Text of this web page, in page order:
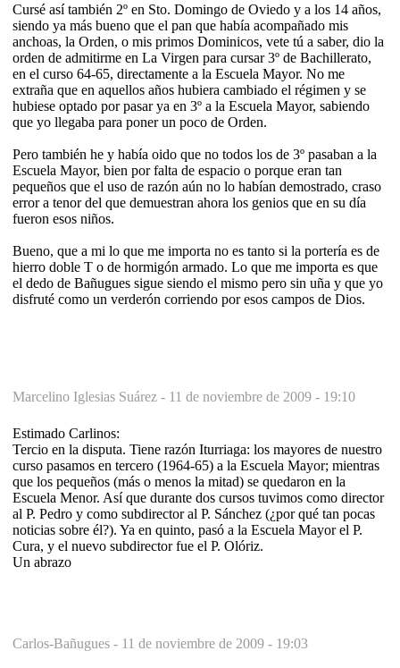
Cursé así también 2º en Sto. Domingo de Oviedo y a los 14 años,
siendo ya más bueno que el pan que había acompañado mis
anchoas, la Orden, o mis primos Dominicos, vete tú a saber, dio la
orden de admitirme en La Virgen para cursar 3º de Bachillerato,
en el curso 64-65, directamente a la Escuela Mayor. No me
extraña que en aquellos años hubiera cambiado el régimen y se
hubiese optado por pasar ya en 3º a la Escuela Mayor, sabiendo
que yo llegaba para poner un poco de Orden.
Pero también he y había oido que no todos los de 3º pasaban a la
Escuela Mayor, bien por falta de espacio o porque eran tan
pequeños que el uso de razón aún no lo habían demostrado, craso
error a tenor del que demuestran ahora los genios que en su día
fueron esos niños.
Bueno, que a mi lo que me importa no es tanto si la portería es de
hierro doble T o de hormigón armado. Lo que me importa es que
el dedo de Bañugues sigue siendo el mismo pero sin uña y que yo
disfruté como un verderón corriendo por esos campos de Dios.
Marcelino Iglesias Suárez - 11 de noviembre de 2009 - 19:10
Estimado Carlinos:
Tercio en la disputa. Tiene razón Iturriaga: los mayores de nuestro
curso pasamos en tercero (1964-65) a la Escuela Mayor; mientras
que los pequeños (más o menos la mitad) se quedaron en la
Escuela Menor. Así que durante dos cursos tuvimos como director
al P. Pedro y como subdirector al P. Sánchez (¿por qué tan pocas
noticias sobre él?). Ya en quinto, pasó a la Escuela Mayor el P.
Cura, y el nuevo subdirector fue el P. Olóriz.
Un abrazo
Carlos-Bañugues - 11 de noviembre de 2009 - 19:03